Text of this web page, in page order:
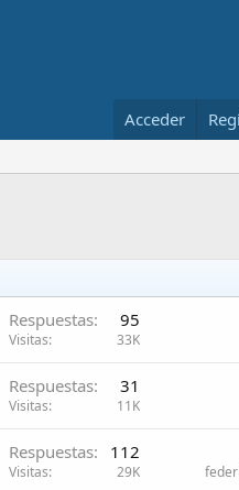
Acceder
Respuestas 95
Visitas 33K
Respuestas 31
Visitas 11K
Respuestas 112
Visitas 29K